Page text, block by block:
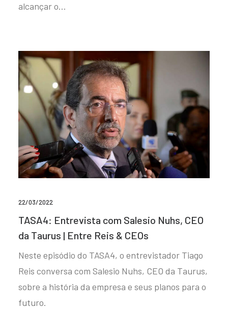
alcançar o…
22/03/2022
TASA4: Entrevista com Salesio Nuhs, CEO
da Taurus | Entre Reis & CEOs
Neste episódio do TASA4, o entrevistador Tiago
Reis conversa com Salesio Nuhs, CEO da Taurus,
sobre a história da empresa e seus planos para o
futuro.